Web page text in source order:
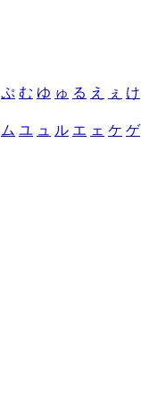
ぷ む ゆ ゅ る え ぇ け
ム ユ ュ ル エ ェ ケ ゲ